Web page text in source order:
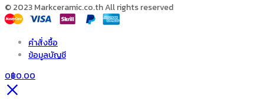
© 2023 Markceramic.co.th All rights reserved
คำสั่งซื้อ
ข้อมูลบัญชี
0฿0.00